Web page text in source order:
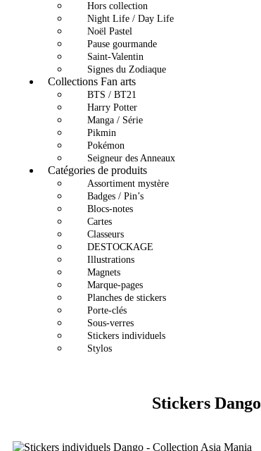
Hors collection
Night Life / Day Life
Noël Pastel
Pause gourmande
Saint-Valentin
Signes du Zodiaque
Collections Fan arts
BTS / BT21
Harry Potter
Manga / Série
Pikmin
Pokémon
Seigneur des Anneaux
Catégories de produits
Assortiment mystère
Badges / Pin’s
Blocs-notes
Cartes
Classeurs
DESTOCKAGE
Illustrations
Magnets
Marque-pages
Planches de stickers
Porte-clés
Sous-verres
Stickers individuels
Stylos
Stickers Dango